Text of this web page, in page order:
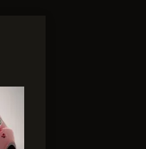
SHZ/Kam/